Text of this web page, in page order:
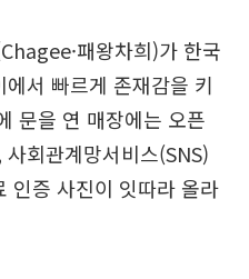
패왕차희)가 한국
서 빠르게 존재감을 키
문을 연 매장에는 오픈
회관계망서비스(SNS)
인증 사진이 잇따라 올라